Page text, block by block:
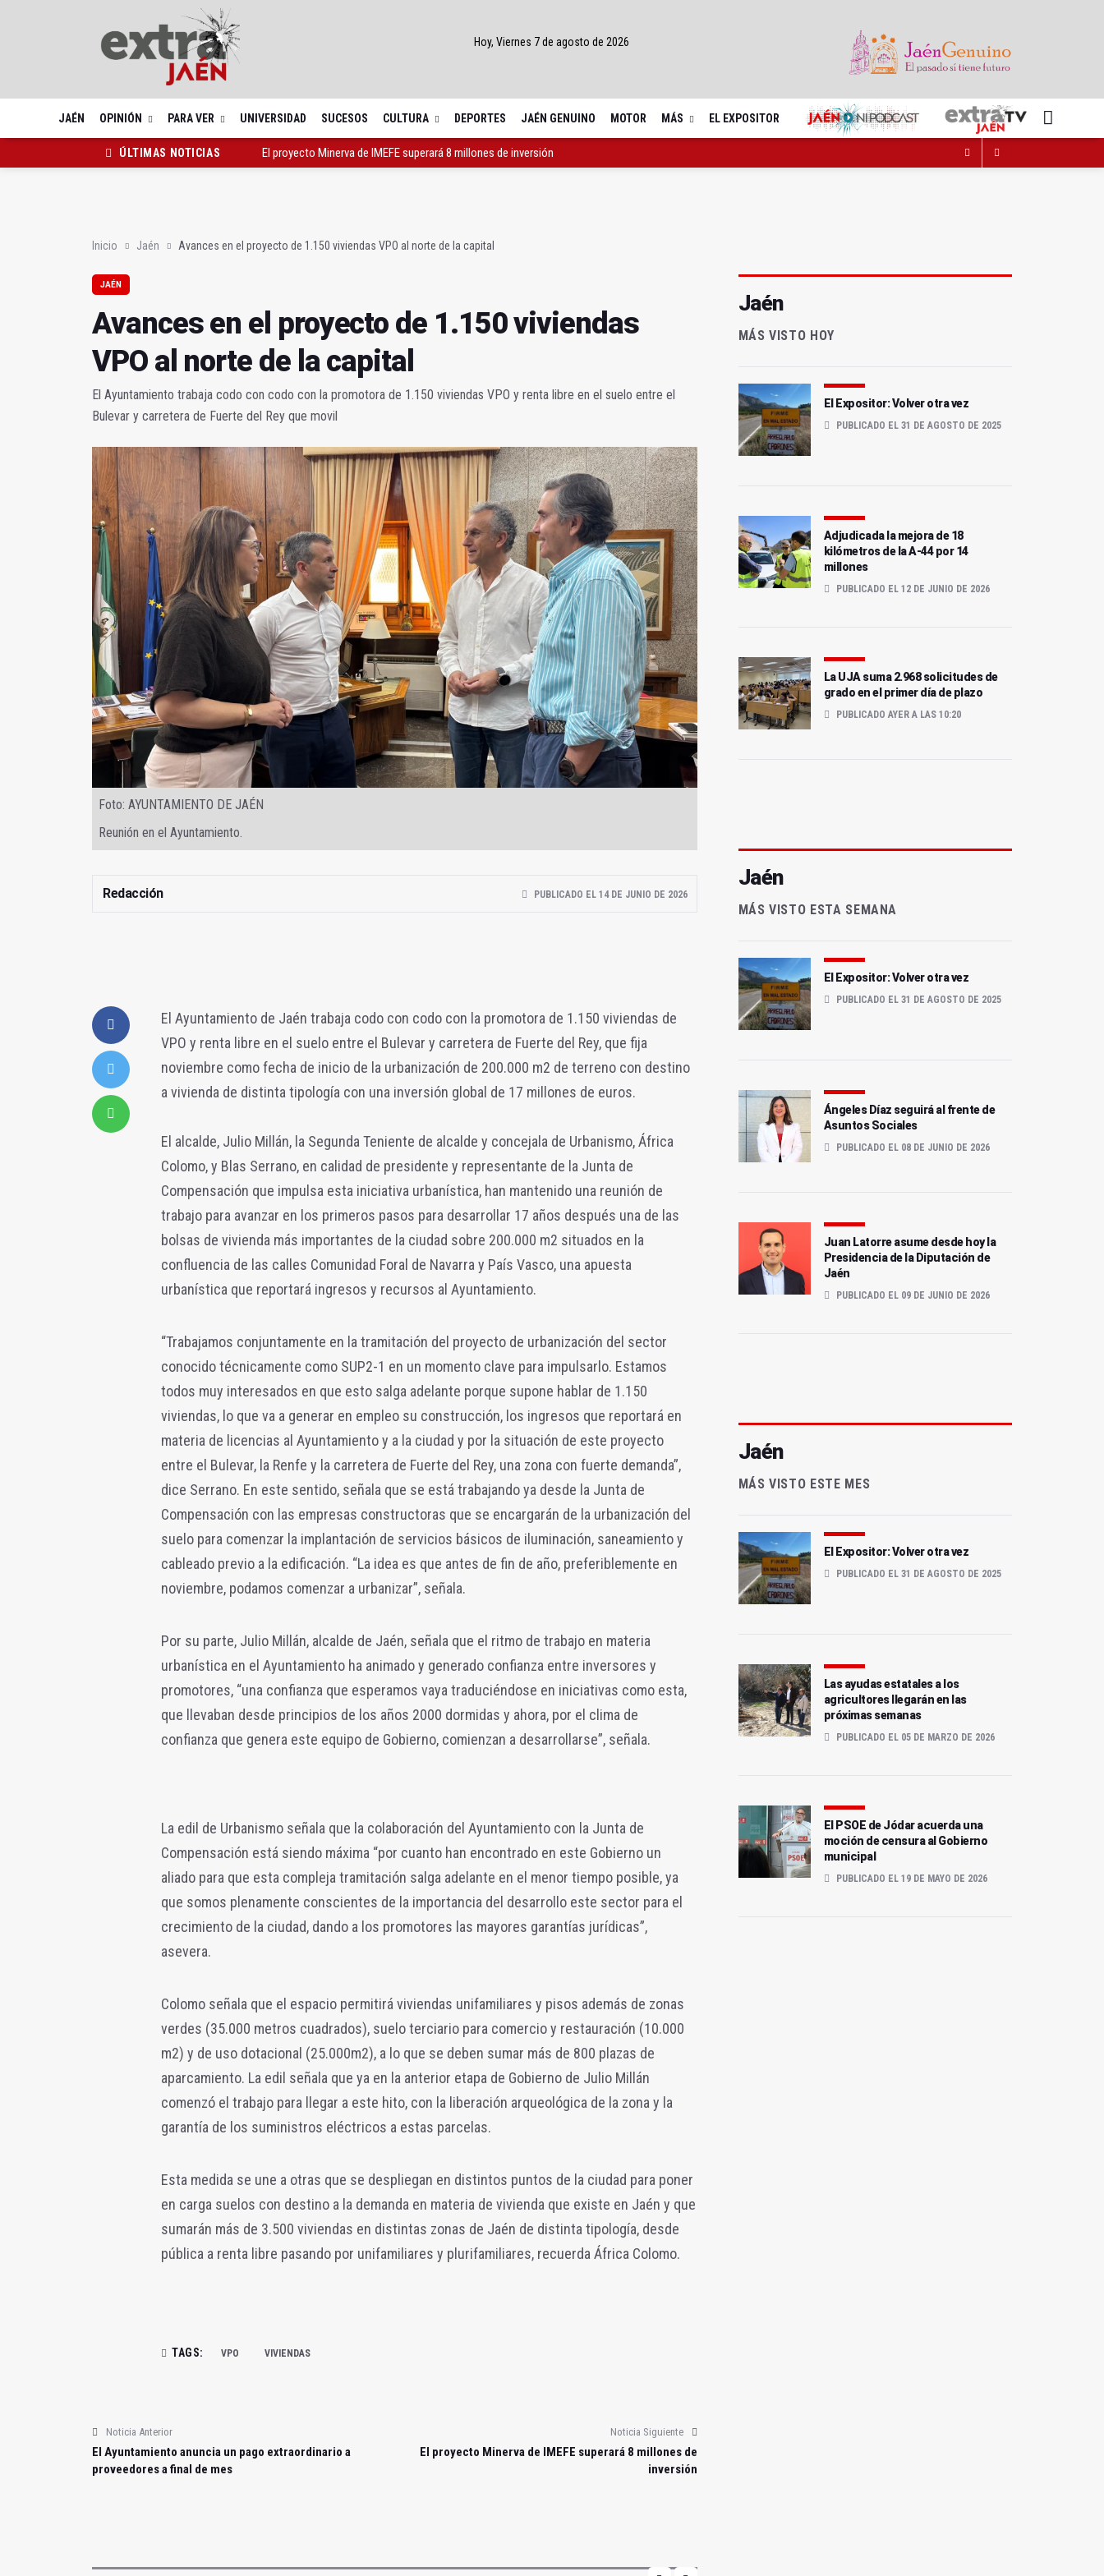
Hoy, Viernes 7 de agosto de 2026
JAÉN OPINIÓN PARA VER UNIVERSIDAD SUCESOS CULTURA DEPORTES JAÉN GENUINO MOTOR MÁS EL EXPOSITOR
ÚLTIMAS NOTICIAS
El proyecto Minerva de IMEFE superará 8 millones de inversión
Inicio Jaén Avances en el proyecto de 1.150 viviendas VPO al norte de la capital
JAÉN
Avances en el proyecto de 1.150 viviendas
VPO al norte de la capital
El Ayuntamiento trabaja codo con codo con la promotora de 1.150 viviendas VPO y renta libre en el suelo entre el
Bulevar y carretera de Fuerte del Rey que movil
Foto: AYUNTAMIENTO DE JAÉN
Reunión en el Ayuntamiento.
Redacción PUBLICADO EL 14 DE JUNIO DE 2026
El Ayuntamiento de Jaén trabaja codo con codo con la promotora de 1.150 viviendas de
VPO y renta libre en el suelo entre el Bulevar y carretera de Fuerte del Rey, que fija
noviembre como fecha de inicio de la urbanización de 200.000 m2 de terreno con destino
a vivienda de distinta tipología con una inversión global de 17 millones de euros.
El alcalde, Julio Millán, la Segunda Teniente de alcalde y concejala de Urbanismo, África
Colomo, y Blas Serrano, en calidad de presidente y representante de la Junta de
Compensación que impulsa esta iniciativa urbanística, han mantenido una reunión de
trabajo para avanzar en los primeros pasos para desarrollar 17 años después una de las
bolsas de vivienda más importantes de la ciudad sobre 200.000 m2 situados en la
confluencia de las calles Comunidad Foral de Navarra y País Vasco, una apuesta
urbanística que reportará ingresos y recursos al Ayuntamiento.
“Trabajamos conjuntamente en la tramitación del proyecto de urbanización del sector
conocido técnicamente como SUP2-1 en un momento clave para impulsarlo. Estamos
todos muy interesados en que esto salga adelante porque supone hablar de 1.150
viviendas, lo que va a generar en empleo su construcción, los ingresos que reportará en
materia de licencias al Ayuntamiento y a la ciudad y por la situación de este proyecto
entre el Bulevar, la Renfe y la carretera de Fuerte del Rey, una zona con fuerte demanda”,
dice Serrano. En este sentido, señala que se está trabajando ya desde la Junta de
Compensación con las empresas constructoras que se encargarán de la urbanización del
suelo para comenzar la implantación de servicios básicos de iluminación, saneamiento y
cableado previo a la edificación. “La idea es que antes de fin de año, preferiblemente en
noviembre, podamos comenzar a urbanizar”, señala.
Por su parte, Julio Millán, alcalde de Jaén, señala que el ritmo de trabajo en materia
urbanística en el Ayuntamiento ha animado y generado confianza entre inversores y
promotores, “una confianza que esperamos vaya traduciéndose en iniciativas como esta,
que llevaban desde principios de los años 2000 dormidas y ahora, por el clima de
confianza que genera este equipo de Gobierno, comienzan a desarrollarse”, señala.
La edil de Urbanismo señala que la colaboración del Ayuntamiento con la Junta de
Compensación está siendo máxima “por cuanto han encontrado en este Gobierno un
aliado para que esta compleja tramitación salga adelante en el menor tiempo posible, ya
que somos plenamente conscientes de la importancia del desarrollo este sector para el
crecimiento de la ciudad, dando a los promotores las mayores garantías jurídicas”,
asevera.
Colomo señala que el espacio permitirá viviendas unifamiliares y pisos además de zonas
verdes (35.000 metros cuadrados), suelo terciario para comercio y restauración (10.000
m2) y de uso dotacional (25.000m2), a lo que se deben sumar más de 800 plazas de
aparcamiento. La edil señala que ya en la anterior etapa de Gobierno de Julio Millán
comenzó el trabajo para llegar a este hito, con la liberación arqueológica de la zona y la
garantía de los suministros eléctricos a estas parcelas.
Esta medida se une a otras que se despliegan en distintos puntos de la ciudad para poner
en carga suelos con destino a la demanda en materia de vivienda que existe en Jaén y que
sumarán más de 3.500 viviendas en distintas zonas de Jaén de distinta tipología, desde
pública a renta libre pasando por unifamiliares y plurifamiliares, recuerda África Colomo.
TAGS: VPO VIVIENDAS
Noticia Anterior
El Ayuntamiento anuncia un pago extraordinario a
proveedores a final de mes
Noticia Siguiente
El proyecto Minerva de IMEFE superará 8 millones de
inversión
Jaén
MÁS VISTO HOY
El Expositor: Volver otra vez
PUBLICADO EL 31 DE AGOSTO DE 2025
Adjudicada la mejora de 18
kilómetros de la A-44 por 14
millones
PUBLICADO EL 12 DE JUNIO DE 2026
La UJA suma 2.968 solicitudes de
grado en el primer día de plazo
PUBLICADO AYER A LAS 10:20
Jaén
MÁS VISTO ESTA SEMANA
El Expositor: Volver otra vez
PUBLICADO EL 31 DE AGOSTO DE 2025
Ángeles Díaz seguirá al frente de
Asuntos Sociales
PUBLICADO EL 08 DE JUNIO DE 2026
Juan Latorre asume desde hoy la
Presidencia de la Diputación de
Jaén
PUBLICADO EL 09 DE JUNIO DE 2026
Jaén
MÁS VISTO ESTE MES
El Expositor: Volver otra vez
PUBLICADO EL 31 DE AGOSTO DE 2025
Las ayudas estatales a los
agricultores llegarán en las
próximas semanas
PUBLICADO EL 05 DE MARZO DE 2026
El PSOE de Jódar acuerda una
moción de censura al Gobierno
municipal
PUBLICADO EL 19 DE MAYO DE 2026